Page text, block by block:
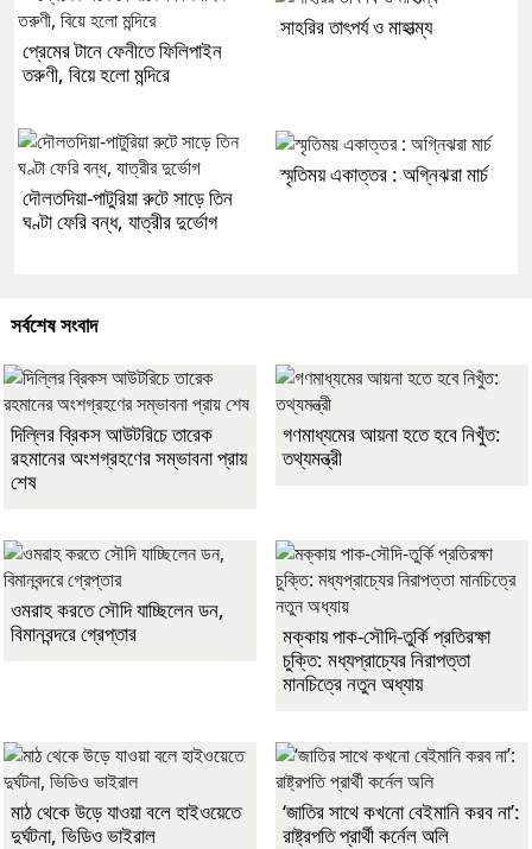
প্রেমের টানে ফেনীতে ফিলিপাইন
তরুণী, বিয়ে হলো মন্দিরে
সাহরির তাৎপর্য ও মাহাত্ম্য
দৌলতদিয়া-পাটুরিয়া রুটে সাড়ে তিন
ঘণ্টা ফেরি বন্ধ, যাত্রীর দুর্ভোগ
স্মৃতিময় একাত্তর : অগ্নিঝরা মার্চ
সর্বশেষ সংবাদ
দিল্লির ব্রিকস আউটরিচে তারেক
রহমানের অংশগ্রহণের সম্ভাবনা প্রায়
শেষ
গণমাধ্যমের আয়না হতে হবে নিখুঁত:
তথ্যমন্ত্রী
ওমরাহ করতে সৌদি যাচ্ছিলেন ডন,
বিমানবন্দরে গ্রেপ্তার
মক্কায় পাক-সৌদি-তুর্কি প্রতিরক্ষা
চুক্তি: মধ্যপ্রাচ্যের নিরাপত্তা
মানচিত্রে নতুন অধ্যায়
মাঠ থেকে উড়ে যাওয়া বলে হাইওয়েতে
দুর্ঘটনা, ভিডিও ভাইরাল
‘জাতির সাথে কখনো বেইমানি করব না’:
রাষ্ট্রপতি প্রার্থী কর্নেল অলি